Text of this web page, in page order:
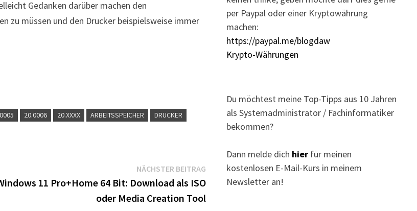
Gedanken darüber machen den
zu müssen und den Drucker beispielsweise immer
20.0006 20.XXXX ARBEITSSPEICHER
DRUCKER
NÄCHSTER BEITRAGNächster
Beitrag:
11 Pro+Home 64 Bit: Download als ISO
oder Media Creation Tool
per Paypal oder einer Kryptowährung
machen:
https://paypal.me/blogdaw
Krypto-Währungen
Du möchtest meine Top-Tipps aus 10 Jahren
als Systemadministrator / Fachinformatiker
bekommen?
Dann melde dich hierfür meinen
kostenlosen E-Mail-Kurs in meinem
Newsletter an!